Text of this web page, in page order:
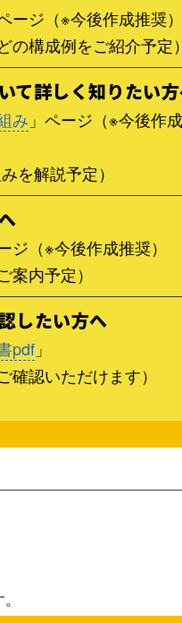
ージ（※今後作成推奨）
の構成例をご紹介予定）
て詳しく知りたい
み 」ページ（※今後作
を解説予定）
ジ（※今後作成推奨）
案内予定）
したい方へ
pdf」
確認いただけます）